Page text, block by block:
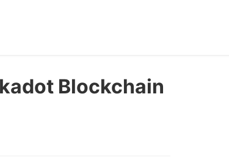
Blockchain